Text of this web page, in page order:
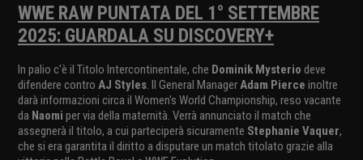
WWE RAW PUNTATA DEL 1° SETTEMBRE
2025: GUARDALA SU DISCOVERY+
In palio c'è il Titolo Intercontinentale, che Dominik Mysterio deve
difendere contro AJ Styles . Il General Manager Adam Pierce inoltre
darà informazioni circa il Women's World Championship, reso vacante
da Naomi per via della maternità. Verrà annunciato il match che
assegnerà il titolo, a cui parteciperà sicuramente Stephanie Vaquer,
che si era garantita il diritto a disputare un match titolato grazie alla